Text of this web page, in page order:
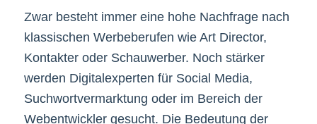
Zwar besteht immer eine hohe Nachfrage nach
klassischen Werbeberufen wie Art Director,
Kontakter oder Schauwerber. Noch stärker
werden Digitalexperten für Social Media,
Suchwortvermarktung oder im Bereich der
Webentwickler gesucht. Die Bedeutung der